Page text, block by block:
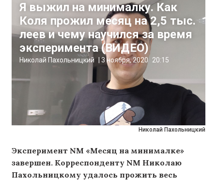
Николай Пахольницкий
Я выжил на минималку. Как
Коля прожил месяц на 2,5 тыс.
леев и чему научился за время
эксперимента (ВИДЕО)
Николай Пахольницкий 3 ноября, 2020 20:15
Эксперимент NM «Месяц на минималке»
завершен. Корреспонденту NM Николаю
Пахольницкому удалось прожить весь